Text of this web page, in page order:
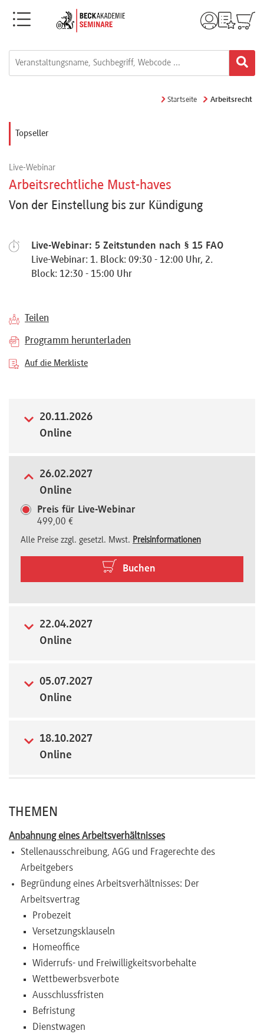
Menü
Webinare
Referenten
Kontakt
Preisvorteile
FAQ
Startseite Arbeitsrecht
Topseller
Live-Webinar
Arbeitsrechtliche Must-haves
Von der Einstellung bis zur Kündigung
Live-Webinar: 5 Zeitstunden nach § 15 FAO
Live-Webinar: 1. Block: 09:30 - 12:00 Uhr, 2.
Block: 12:30 - 15:00 Uhr
Teilen
Programm herunterladen
Auf die Merkliste
20.11.2026
Online
26.02.2027
Online
Preis für Live-Webinar
499,00 €
Alle Preise zzgl. gesetzl. Mwst. Preisinformationen
Buchen
22.04.2027
Online
05.07.2027
Online
18.10.2027
Online
THEMEN
Anbahnung eines Arbeitsverhältnisses
Stellenausschreibung, AGG und Fragerechte des
Arbeitgebers
Begründung eines Arbeitsverhältnisses: Der
Arbeitsvertrag
Probezeit
Versetzungsklauseln
Homeoffice
Widerrufs- und Freiwilligkeitsvorbehalte
Wettbewerbsverbote
Ausschlussfristen
Befristung
Dienstwagen